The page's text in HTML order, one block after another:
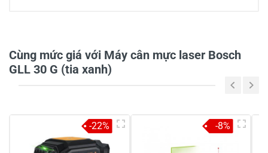
4 đánh giá
75%
2
-
Cùng mức giá với Máy cân mực laser Bosch
GLL 30 G (tia xanh)
-22% -8%